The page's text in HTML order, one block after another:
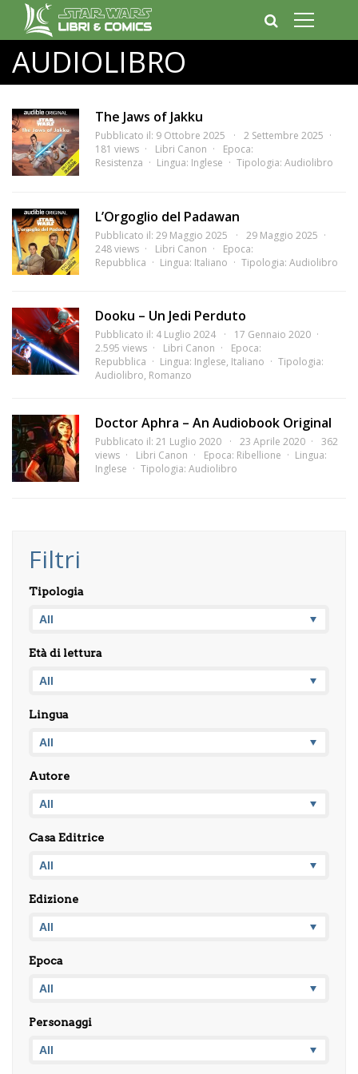
AUDIOLIBRO
The Jaws of Jakku
Pubblicato il: 9 Ottobre 2025
2 Settembre 2025
181 views
Libri Canon
Epoca:
Resistenza
Lingua: Inglese Tipologia: Audiolibro
L’Orgoglio del Padawan
Pubblicato il: 29 Maggio 2025
29 Maggio 2025
248 views
Libri Canon
Epoca:
Repubblica
Lingua: Italiano Tipologia: Audiolibro
Dooku – Un Jedi Perduto
Pubblicato il: 4 Luglio 2024
17 Gennaio 2020
2.595 views
Libri Canon
Epoca:
Repubblica
Lingua: Inglese, Italiano
Tipologia:
Audiolibro, Romanzo
Doctor Aphra – An Audiobook Original
Pubblicato il: 21 Luglio 2020 23 Aprile 2020
362
views
Libri Canon Epoca: Ribellione
Lingua:
Inglese
Tipologia: Audiolibro
Filtri
Tipologia
Età di lettura
Lingua
Autore
Casa Editrice
Edizione
Epoca
Personaggi